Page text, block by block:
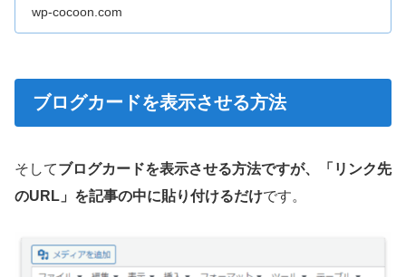
wp-cocoon.com
ブログカードを表示させる方法
そしてブログカードを表示させる方法ですが、「リンク先
のURL」を記事の中に貼り付けるだけです。